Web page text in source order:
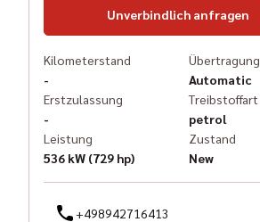
Unverbindlich anfragen
Kilometerstand
-
Erstzulassung
-
Leistung
536 kW (729 hp)
Übertragung
Automatic
Treibstoffart
petrol
Zustand
New
+498942716413